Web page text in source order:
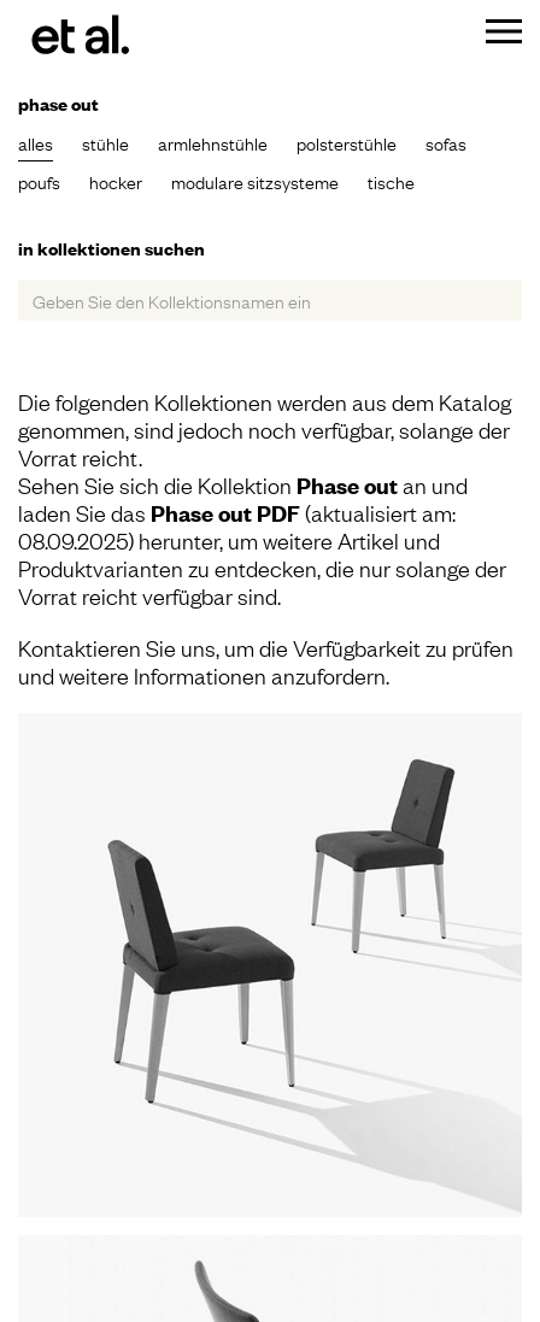
phase out
alles stühle armlehnstühle polsterstühle
sofas
poufs
hocker modulare sitzsysteme tische
in kollektionen suchen
Die folgenden Kollektionen werden aus dem Katalog
genommen, sind jedoch noch verfügbar, solange der
Vorrat reicht.
Sehen Sie sich die Kollektion Phase outan und
laden Sie das Phase out PDF(aktualisiert am:
08.09.2025) herunter, um weitere Artikel und
Produktvarianten zu entdecken, die nur solange der
Vorrat reicht verfügbar sind.
Kontaktieren Sie uns, um die Verfügbarkeit zu prüfen
und weitere Informationen anzufordern.